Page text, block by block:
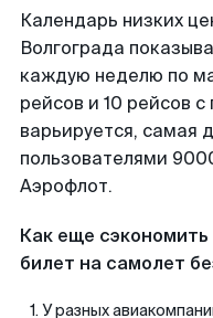
Календарь низких
Волгограда
каждую неделю по
рейсов и 10 рейсов
варьируется, самая
пользователями
Аэрофлот.
Как еще сэкономить
билет на самолет
У разных